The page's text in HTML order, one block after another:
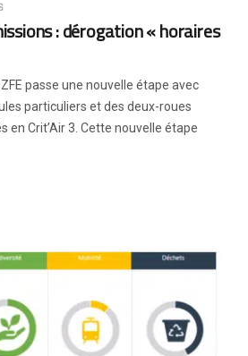
: dérogation « horaires
passe une nouvelle étape avec
particuliers et des deux-roues
en Crit’Air 3. Cette nouvelle étape